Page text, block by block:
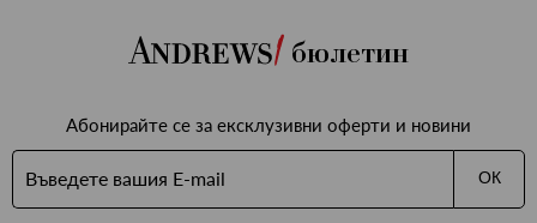
бюлетин
Абонирайте се за ексклузивни оферти и новини
ОК